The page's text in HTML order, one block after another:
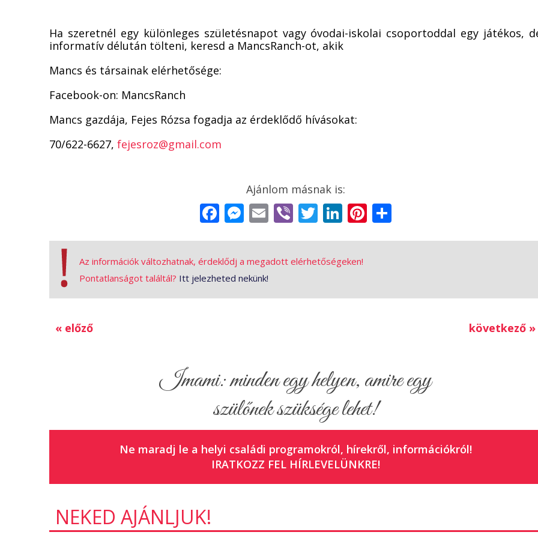
Ha szeretnél egy különleges születésnapot vagy óvodai-iskolai csoportoddal egy játékos,
informatív délután tölteni, keresd a MancsRanch-ot, akik
Mancs és társainak elérhetősége:
Facebook-on: MancsRanch
Mancs gazdája, Fejes Rózsa fogadja az érdeklődő hívásokat:
70/622-6627, fejesroz@gmail.com
Facebook
Messenger
EmailViberTwitter
LinkedIn
Pinterest
Share
Az információk változhatnak, érdeklődj a megadott elérhetőségeken!
Pontatlanságot találtál? Itt jelezheted nekünk!
« előző következő »
Imami: minden egy helyen, amire egy
szülőnek szüksége lehet!
Ne maradj le a helyi családi programokról, hírekről, információkról!
IRATKOZZ FEL HÍRLEVELÜNKRE!
NEKED AJÁNLJUK!